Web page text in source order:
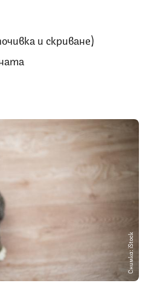
и скриване)
Снимка: iStock